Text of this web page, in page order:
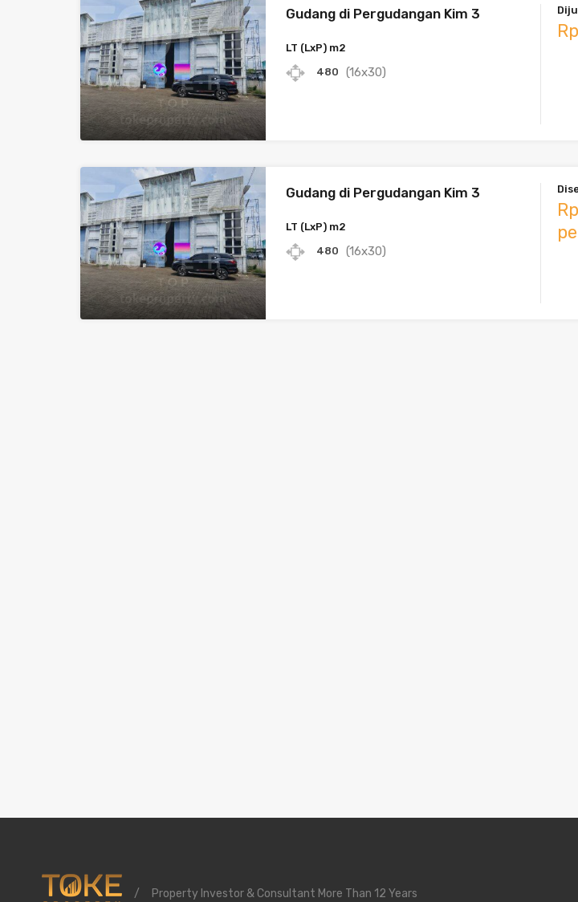
Gudang di Pergudangan Kim 3
LT (LxP) m2
480 (16x30)
Gudang di Pergudangan Kim 3
LT (LxP) m2
480 (16x30)
/ Property Investor & Consultant More Than 12 Years